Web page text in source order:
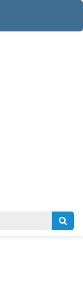
Zoeken
naar: